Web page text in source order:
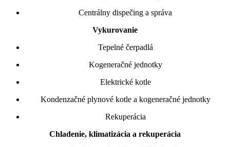
Centrálny dispečing a správa
Vykurovanie
Tepelné čerpadlá
Kogeneračné jednotky
Elektrické kotle
Kondenzačné plynové kotle a kogeneračné jednotky
Rekuperácia
Chladenie, klimatizácia a rekuperácia